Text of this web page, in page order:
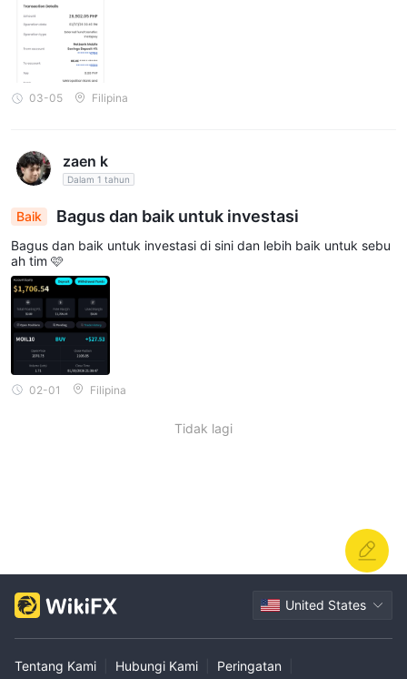
03-05 Filipina
zaen k
Dalam 1 tahun
Baik Bagus dan baik untuk investasi
Bagus dan baik untuk investasi di sini dan lebih baik untuk sebu
ah tim 🩷
02-01 Filipina
Tidak lagi
United States
Tentang Kami Hubungi Kami Peringatan